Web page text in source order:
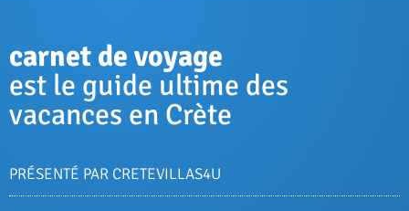
carnet de voyage
est le guide ultime des
vacances en Crète
PRÉSENTÉ PAR CRETEVILLAS4U